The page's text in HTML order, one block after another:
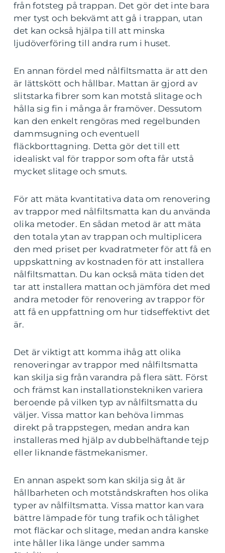
från fotsteg på trappan. Det gör det inte bara
mer tyst och bekvämt att gå i trappan, utan
det kan också hjälpa till att minska
ljudöverföring till andra rum i huset.
En annan fördel med nålfiltsmatta är att den
är lättskött och hållbar. Mattan är gjord av
slitstarka fibrer som kan motstå slitage och
hålla sig fin i många år framöver. Dessutom
kan den enkelt rengöras med regelbunden
dammsugning och eventuell
fläckborttagning. Detta gör det till ett
idealiskt val för trappor som ofta får utstå
mycket slitage och smuts.
För att mäta kvantitativa data om renovering
av trappor med nålfiltsmatta kan du använda
olika metoder. En sådan metod är att mäta
den totala ytan av trappan och multiplicera
den med priset per kvadratmeter för att få en
uppskattning av kostnaden för att installera
nålfiltsmattan. Du kan också mäta tiden det
tar att installera mattan och jämföra det med
andra metoder för renovering av trappor för
att få en uppfattning om hur tidseffektivt det
är.
Det är viktigt att komma ihåg att olika
renoveringar av trappor med nålfiltsmatta
kan skilja sig från varandra på flera sätt. Först
och främst kan installationstekniken variera
beroende på vilken typ av nålfiltsmatta du
väljer. Vissa mattor kan behöva limmas
direkt på trappstegen, medan andra kan
installeras med hjälp av dubbelhäftande tejp
eller liknande fästmekanismer.
En annan aspekt som kan skilja sig åt är
hållbarheten och motståndskraften hos olika
typer av nålfiltsmatta. Vissa mattor kan vara
bättre lämpade för tung trafik och tålighet
mot fläckar och slitage, medan andra kanske
inte håller lika länge under samma